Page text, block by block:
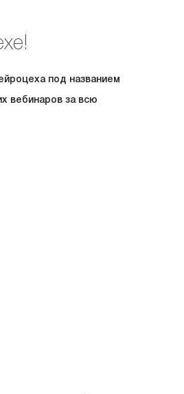
под названием
вебинаров за всю